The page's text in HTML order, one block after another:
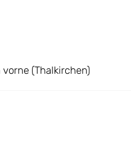
(Thalkirchen)